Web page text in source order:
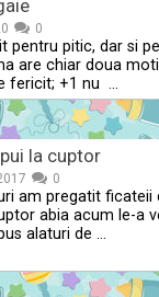
0
pentru pitic, dar si
are chiar doua
fericit; +1 nu …
la cuptor
0
am pregatit ficateii
abia acum le-a
alaturi de …